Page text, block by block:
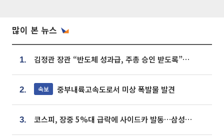
많이 본 뉴스
1. 김정관 장관 “반도체 성과급, 주총 승인 받도록”…상법·자본시장법 개정 시사
2. 속보 중부내륙고속도로서 미상 폭발물 발견
3. 코스피, 장중 5%대 급락에 사이드카 발동…삼성·SK 동반 폭락